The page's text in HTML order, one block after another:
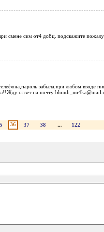
смене сим от4 до8ц. подскажите
забыла,при любом вводе
ответ на почту
36 37 38 ... 122